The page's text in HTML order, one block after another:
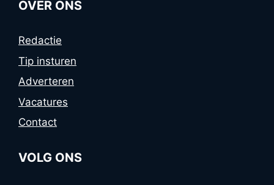
OVER ONS
Redactie
Tip insturen
Adverteren
Vacatures
Contact
VOLG ONS